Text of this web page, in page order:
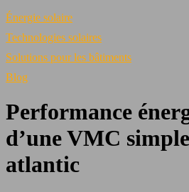
Énergie solaire
Technologies solaires
Solutions pour les bâtiments
Blog
Performance
d’une VMC
atlantic